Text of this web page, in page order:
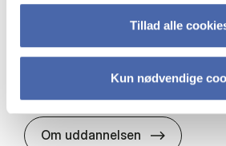
Tillad alle
Kun nødvendige
Organisation og ledelse
Om uddannelsen HA(it.) -